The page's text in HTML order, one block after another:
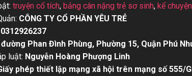
truyện cổ tích, bảng cân nặng trẻ sơ sinh, kể
CÔNG TY CỔ PHẦN YÊU TRẺ
0312926237
Phan Đình Phùng, Phường 15, Quận Phú
luật: Nguyễn Hoàng Phượng Linh
phép thiết lập mạng xã hội trên mạng số 555/